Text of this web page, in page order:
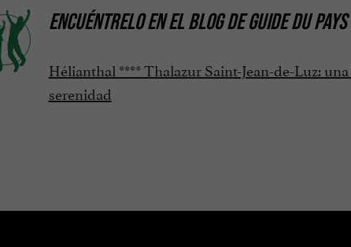
ENCUÉNTRELO ENEL BLOG DE GUIDE DU
Hélianthal **** Thalazur Saint-Jean-de-Luz:
serenidad